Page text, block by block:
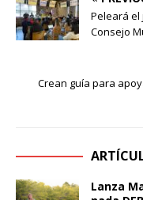
Peleará el
Consejo
Crean guía para
Lanza